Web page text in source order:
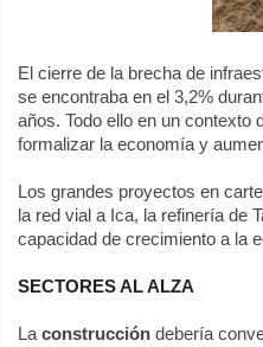
E l cierre de la brecha de
se encontraba en el 3,2%
años. Todo ello en un contexto
formalizar la economía y
Los grandes proyectos en
la red vial a Ica, la refinería de
capacidad de crecimiento a la
SECTORES AL ALZA
La construcción debería